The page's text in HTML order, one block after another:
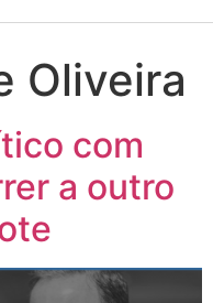
Oliveira
com
a outro